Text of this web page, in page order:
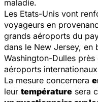
maladie.
Les Etats-Unis vont
voyageurs en
grands aéroports du
dans le New Jersey, en
Washington-Dulles
aéroports
La mesure concernera
leur température sera